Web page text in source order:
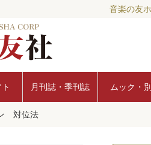
音楽の友
月刊誌・季刊誌 ムック・
対位法